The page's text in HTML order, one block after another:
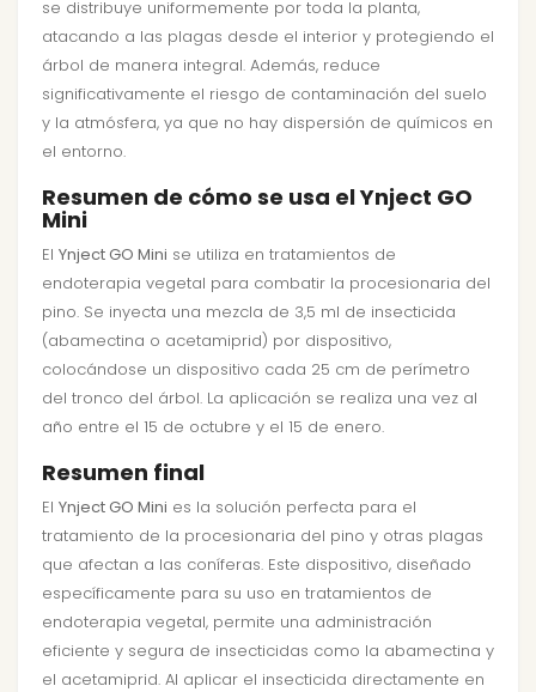
se distribuye uniformemente por toda la planta,
atacando a las plagas desde el interior y protegiendo el
árbol de manera integral. Además, reduce
significativamente el riesgo de contaminación del suelo
y la atmósfera, ya que no hay dispersión de químicos en
el entorno.
Resumen de cómo se usa el Ynject GO
Mini
El Ynject GO Mini se utiliza en tratamientos de
endoterapia vegetal para combatir la procesionaria del
pino. Se inyecta una mezcla de 3,5 ml de insecticida
(abamectina o acetamiprid) por dispositivo,
colocándose un dispositivo cada 25 cm de perímetro
del tronco del árbol. La aplicación se realiza una vez al
año entre el 15 de octubre y el 15 de enero.
Resumen final
El Ynject GO Mini es la solución perfecta para el
tratamiento de la procesionaria del pino y otras plagas
que afectan a las coníferas. Este dispositivo, diseñado
específicamente para su uso en tratamientos de
endoterapia vegetal, permite una administración
eficiente y segura de insecticidas como la abamectina y
el acetamiprid. Al aplicar el insecticida directamente en